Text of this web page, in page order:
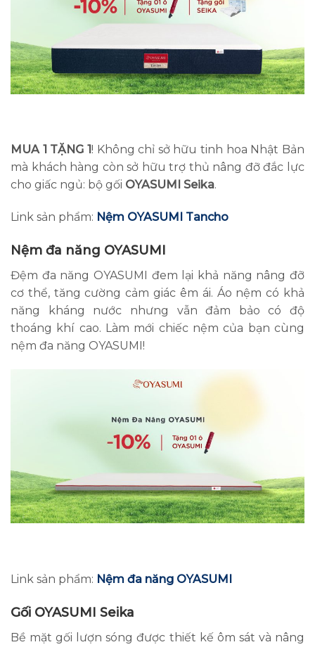
MUA 1 TẶNG 1! Không chỉ sở hữu tinh hoa Nhật Bản
mà khách hàng còn sở hữu trợ thủ nâng đỡ đắc lực
cho giấc ngủ: bộ gối OYASUMI Seika.
Link sản phẩm: Nệm OYASUMI Tancho
Nệm đa năng OYASUMI
Đệm đa năng OYASUMI đem lại khả năng nâng đỡ
cơ thể, tăng cường cảm giác êm ái. Áo nệm có khả
năng kháng nước nhưng vẫn đảm bảo có độ
thoáng khí cao. Làm mới chiếc nệm của bạn cùng
nệm đa năng OYASUMI!
Link sản phẩm: Nệm đa năng OYASUMI
Gối OYASUMI Seika
Bề mặt gối lượn sóng được thiết kế ôm sát và nâng